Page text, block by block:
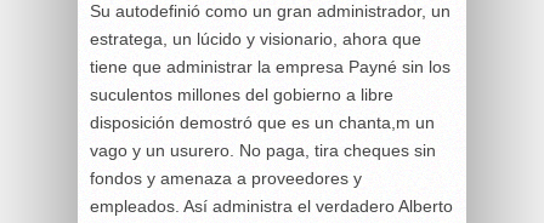
Su autodefinió como un gran administrador, un
estratega, un lúcido y visionario, ahora que
tiene que administrar la empresa Payné sin los
suculentos millones del gobierno a libre
disposición demostró que es un chanta,m un
vago y un usurero. No paga, tira cheques sin
fondos y amenaza a proveedores y
empleados. Así administra el verdadero Alberto